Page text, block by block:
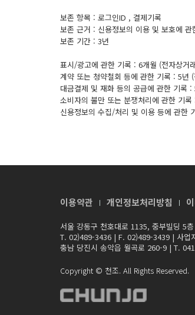
보존 항목 : 로그인ID , 결제기록
보존 근거 : 신용정보의 이용 및 보호에 관
보존 기간 : 3년
표시/광고에 관한 기록 : 6개월 (전자상거
계약 또는 청약철회 등에 관한 기록 : 5년
대금결제 및 재화 등의 공급에 관한 기록
소비자의 불만 또는 분쟁처리에 관한 기
신용정보의 수집/처리 및 이용 등에 관한
이용약관 개인정보처리방침
서울 강동구 천호대로 1135, 중부빌딩 5
T. 02)489-3436 | F. 02)489-3439 | 사업
충남 당진시 송악읍 월곡로 260-9 | T.
Copyright © 천조. All Rights Reserved.